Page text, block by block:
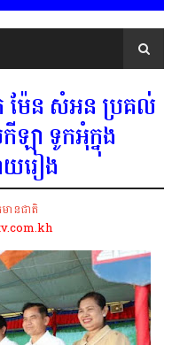
ម៉ែន សំអន ប្រគល់
ឡា ទូកអុំក្នុង
យរៀង
ានជាតិ